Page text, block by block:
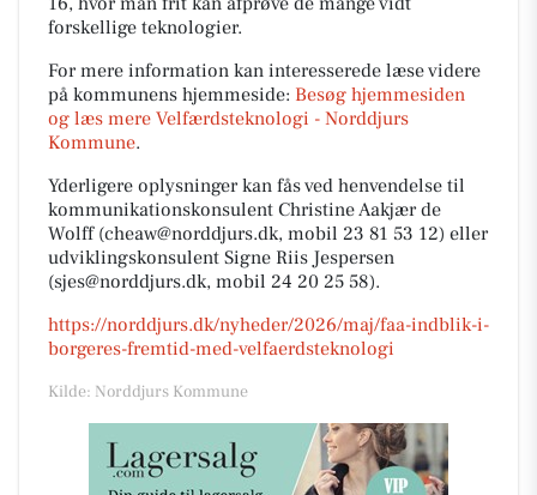
forskellige teknologier.
For mere information kan interesserede læse videre
på kommunens hjemmeside: Besøg hjemmesiden
og læs mere Velfærdsteknologi - Norddjurs
Kommune.
Yderligere oplysninger kan fås ved henvendelse til
kommunikationskonsulent Christine Aakjær de
Wolff (cheaw@norddjurs.dk, mobil 23 81 53 12) eller
udviklingskonsulent Signe Riis Jespersen
(sjes@norddjurs.dk, mobil 24 20 25 58).
https://norddjurs.dk/nyheder/2026/maj/faa-indblik-i-
borgeres-fremtid-med-velfaerdsteknologi
Kilde: Norddjurs Kommune